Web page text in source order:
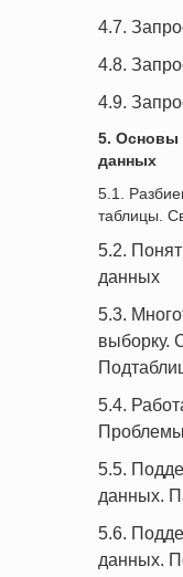
4.7.
4.8.
4.9.
5. Основы
данных
5.1.
таблицы.
5.2.
данных
5.3.
выборку.
5.4.
5.5.
данных.
5.6.
данных.